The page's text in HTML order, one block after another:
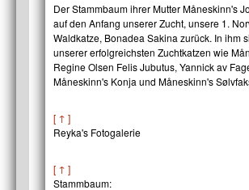
Der Stammbaum ihrer Mutter Måneskinn's
auf den Anfang unserer Zucht, unsere 1.
Waldkatze, Bonadea Sakina zurück. In ihm
unserer erfolgreichsten Zuchtkatzen wie
Regine Olsen Felis Jubutus, Yannick av
Måneskinn's Konja und Måneskinn's
[ ↑ ]
Reyka's Fotogalerie
[ ↑ ]
Stammbaum: